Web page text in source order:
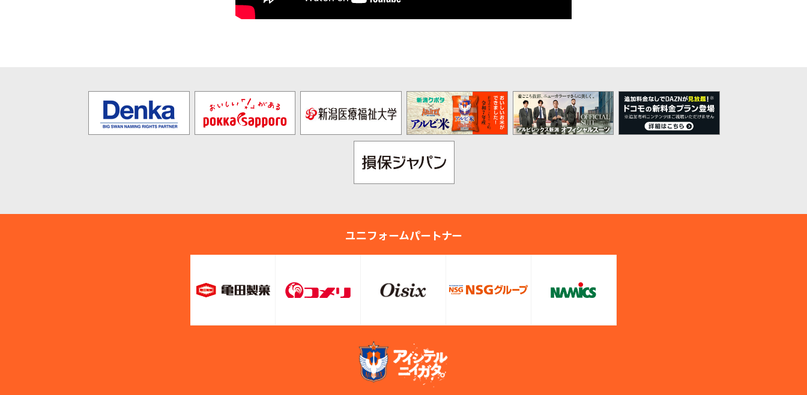
ユニフォームパートナー